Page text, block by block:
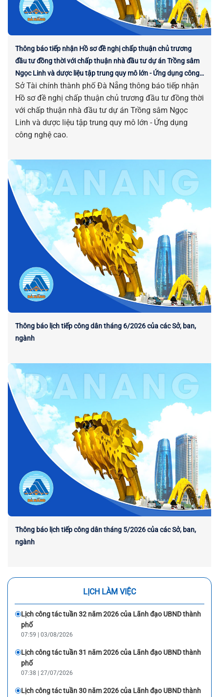
Thông báo tiếp nhận Hồ sơ đề nghị chấp thuận chủ trương
đầu tư đồng thời với chấp thuận nhà đầu tư dự án Trồng sâm
Ngọc Linh và dược liệu tập trung quy mô lớn - Ứng dụng công
nghệ cao
Sở Tài chính thành phố Đà Nẵng thông báo tiếp nhận
Hồ sơ đề nghị chấp thuận chủ trương đầu tư đồng thời
với chấp thuận nhà đầu tư dự án Trồng sâm Ngọc
Linh và dược liệu tập trung quy mô lớn - Ứng dụng
công nghệ cao.
Thông báo lịch tiếp công dân tháng 6/2026 của các Sở, ban,
ngành
Thông báo lịch tiếp công dân tháng 5/2026 của các Sở, ban,
ngành
LỊCH LÀM VIỆC
Lịch công tác tuần 32 năm 2026 của Lãnh đạo UBND thành
phố
07:59 | 03/08/2026
Lịch công tác tuần 31 năm 2026 của Lãnh đạo UBND thành
phố
07:38 | 27/07/2026
Lịch công tác tuần 30 năm 2026 của Lãnh đạo UBND thành